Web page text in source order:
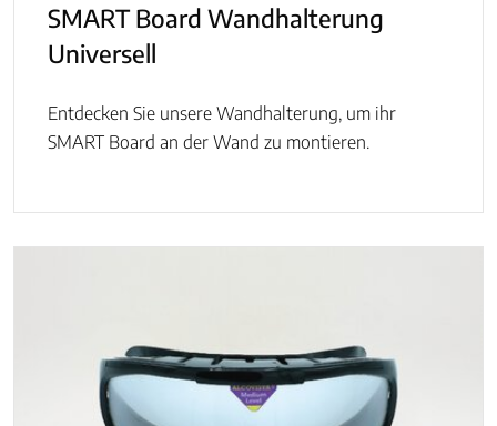
SMART Board Wandhalterung
Universell
Entdecken Sie unsere Wandhalterung, um ihr
SMART Board an der Wand zu montieren.